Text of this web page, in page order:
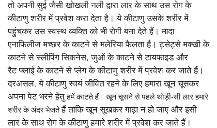
तो अपनी सुई जैसीखोखली नली द्वारा लार के साथ उस रोग के
कीटाणु शरीर में प्रवेश करा देताहै। ये कीटाणु उसके शरीर में
पहुंचकर उस स्वस्थ व्यक्ति को भी रोगी बनादेते हैं। मादा
एनाफिलीज मच्छर के काटने से मलेरिया फैलता है। ट्सेट्सेमक्खी के
काटने से स्लीपिंग सिकनेस, जुओं के काटने से टायफाइड और
रैटफ्लाई के काटने से प्लेग के कीटाणु शरीर में प्रवेश कर जाते हैं।
दरअसल, येकीटाणु स्वयं जीवित रहने के लिए हमारा खून चूसकर
अपना पेट भरने हेतुहमें काटते हैं। खून चूसने से पहले थोड़ी-सी लार हमारे
शरीर के अंदर भेजतेहैं ताकि खून सूखकर गाढ़ा न हो जाए और इसी
लार के साथ रोग के कीटाणुहमारे शरीर में प्रवेश कर जाते हैं।